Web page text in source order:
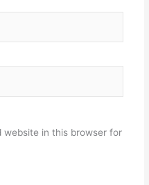
website in this browser for